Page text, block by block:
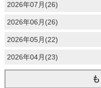
2026年07月(26)
2026年06月(26)
2026年05月(22)
2026年04月(23)